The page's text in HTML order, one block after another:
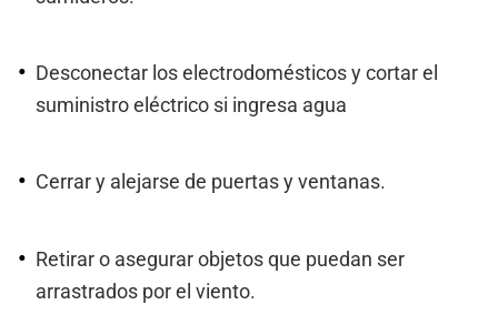
Desconectar los electrodomésticos y cortar el
suministro eléctrico si ingresa agua
Cerrar y alejarse de puertas y ventanas.
Retirar o asegurar objetos que puedan ser
arrastrados por el viento.